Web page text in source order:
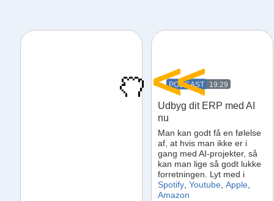
19:29
Udbyg dit ERP med AI
nu
Man kan godt få en følelse
af, at hvis man ikke er i
gang med AI-projekter, så
kan man lige så godt lukke
forretningen. Lyt med i
Spotify,Youtube,Apple,
Amazon